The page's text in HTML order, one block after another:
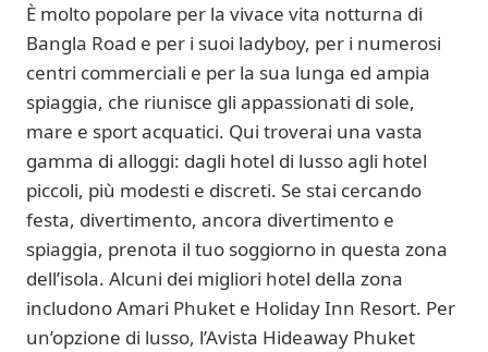
È molto popolare per la vivace vita notturna di
Bangla Road e per i suoi ladyboy, per i numerosi
centri commerciali e per la sua lunga ed ampia
spiaggia, che riunisce gli appassionati di sole,
mare e sport acquatici. Qui troverai una vasta
gamma di alloggi: dagli hotel di lusso agli hotel
piccoli, più modesti e discreti. Se stai cercando
festa, divertimento, ancora divertimento e
spiaggia, prenota il tuo soggiorno in questa zona
dell’isola. Alcuni dei migliori hotel della zona
includono Amari Phuket e Holiday Inn Resort. Per
un’opzione di lusso, l’Avista Hideaway Phuket